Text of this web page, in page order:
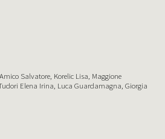
Salvatore, Korelic Lisa, Maggione
Elena Irina, Luca Guardamagna, Giorgia